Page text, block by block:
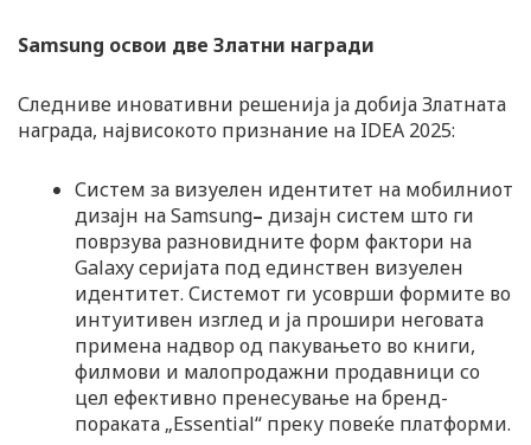
Samsung освои две Златни награди
Следниве иновативни решенија ја добија Златната
награда, највисокото признание на IDEA 2025:
Систем за визуелен идентитет на мобилниот
дизајн на Samsung– дизајн систем што ги
поврзува разновидните форм фактори на
Galaxy серијата под единствен визуелен
идентитет. Системот ги усоврши формите во
интуитивен изглед и ја прошири неговата
примена надвор од пакувањето во книги,
филмови и малопродажни продавници со
цел ефективно пренесување на бренд-
пораката „Essential“ преку повеќе платформи.